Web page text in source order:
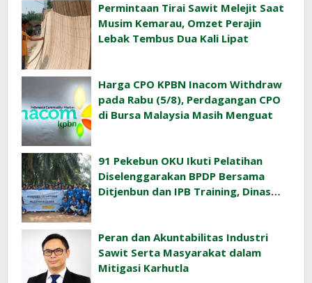
Permintaan Tirai Sawit Melejit Saat
Musim Kemarau, Omzet Perajin
Lebak Tembus Dua Kali Lipat
Harga CPO KPBN Inacom Withdraw
pada Rabu (5/8), Perdagangan CPO
di Bursa Malaysia Masih Menguat
91 Pekebun OKU Ikuti Pelatihan
Diselenggarakan BPDP Bersama
Ditjenbun dan IPB Training, Dinas
Peran dan Akuntabilitas Industri
Sawit Serta Masyarakat dalam
Mitigasi Karhutla